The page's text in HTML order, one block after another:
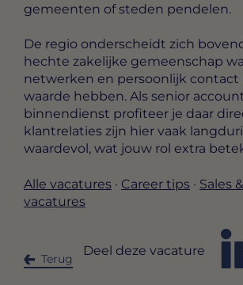
gemeenten of steden pendelen.
De regio onderscheidt zich
hechte zakelijke gemeenschap
netwerken en persoonlijk contact
waarde hebben. Als senior
binnendienst profiteer je daar
klantrelaties zijn hier vaak
waardevol, wat jouw rol extra
Alle vacatures · Career tips · Sales
vacatures
Terug
Deel deze vacature